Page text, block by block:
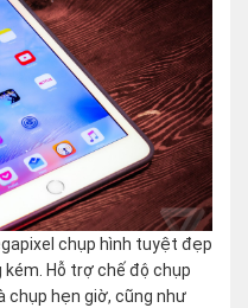
chụp hình tuyệt đẹp
Hỗ trợ chế độ chụp
chụp hẹn giờ, cũng như